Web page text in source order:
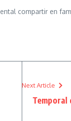
compartir en
Next Article
Temporal